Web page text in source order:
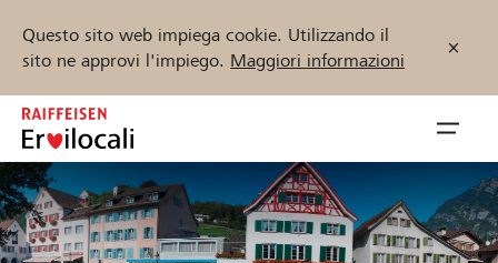
Questo sito web impiega cookie. Utilizzando il
sito ne approvi l'impiego. Maggiori informazioni
Zum
Inhalt
springen
öffnen
Inizia ora